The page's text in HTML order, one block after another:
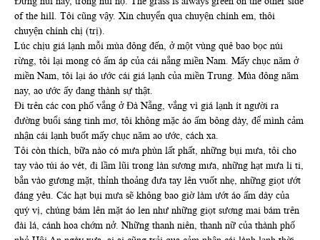
of the hill. Tôi cũng vậy. Xin chuyển qua chuyện chính em, thôi
chuyện chính chị (trị).
Lúc chịu giá lạnh mỗi mùa đông đến, ở một vùng quê bao bọc núi
rừng, tôi lại mong có ấm áp của cái nắng miền Nam. Mấy chục năm ở
miền Nam, tôi lại áo ước cái giá lạnh của miền Trung. Mùa đông năm
nay, ao ước ấy đang thành sự thật.
Đi trên các con phố vắng ở Đà Nẵng, vắng vì giá lạnh ít người ra
đường buổi sáng tinh mơ, tôi không mặc áo ấm bông dày, để mình cảm
nhận cái lạnh buốt mấy chục năm ao ước, cách xa.
Tôi còn thích, bữa nào có mưa phùn lất phất, những bụi mưa, tôi cho
tay vào túi áo vét, đi lầm lũi trong làn sương mưa, những hạt mưa li ti,
bắn vào gương mặt, thỉnh thoảng đưa tay lên vuốt nhẹ, những giọt ướt
đáng yêu. Các hạt bụi mưa sẽ không bao giờ làm ướt áo ấm dày của
quý vị, chúng bám lên mặt áo len như những giọt sương mai bám trên
đài lá, cánh hoa chớm nở. Những thanh niên, thanh nữ của thành phố